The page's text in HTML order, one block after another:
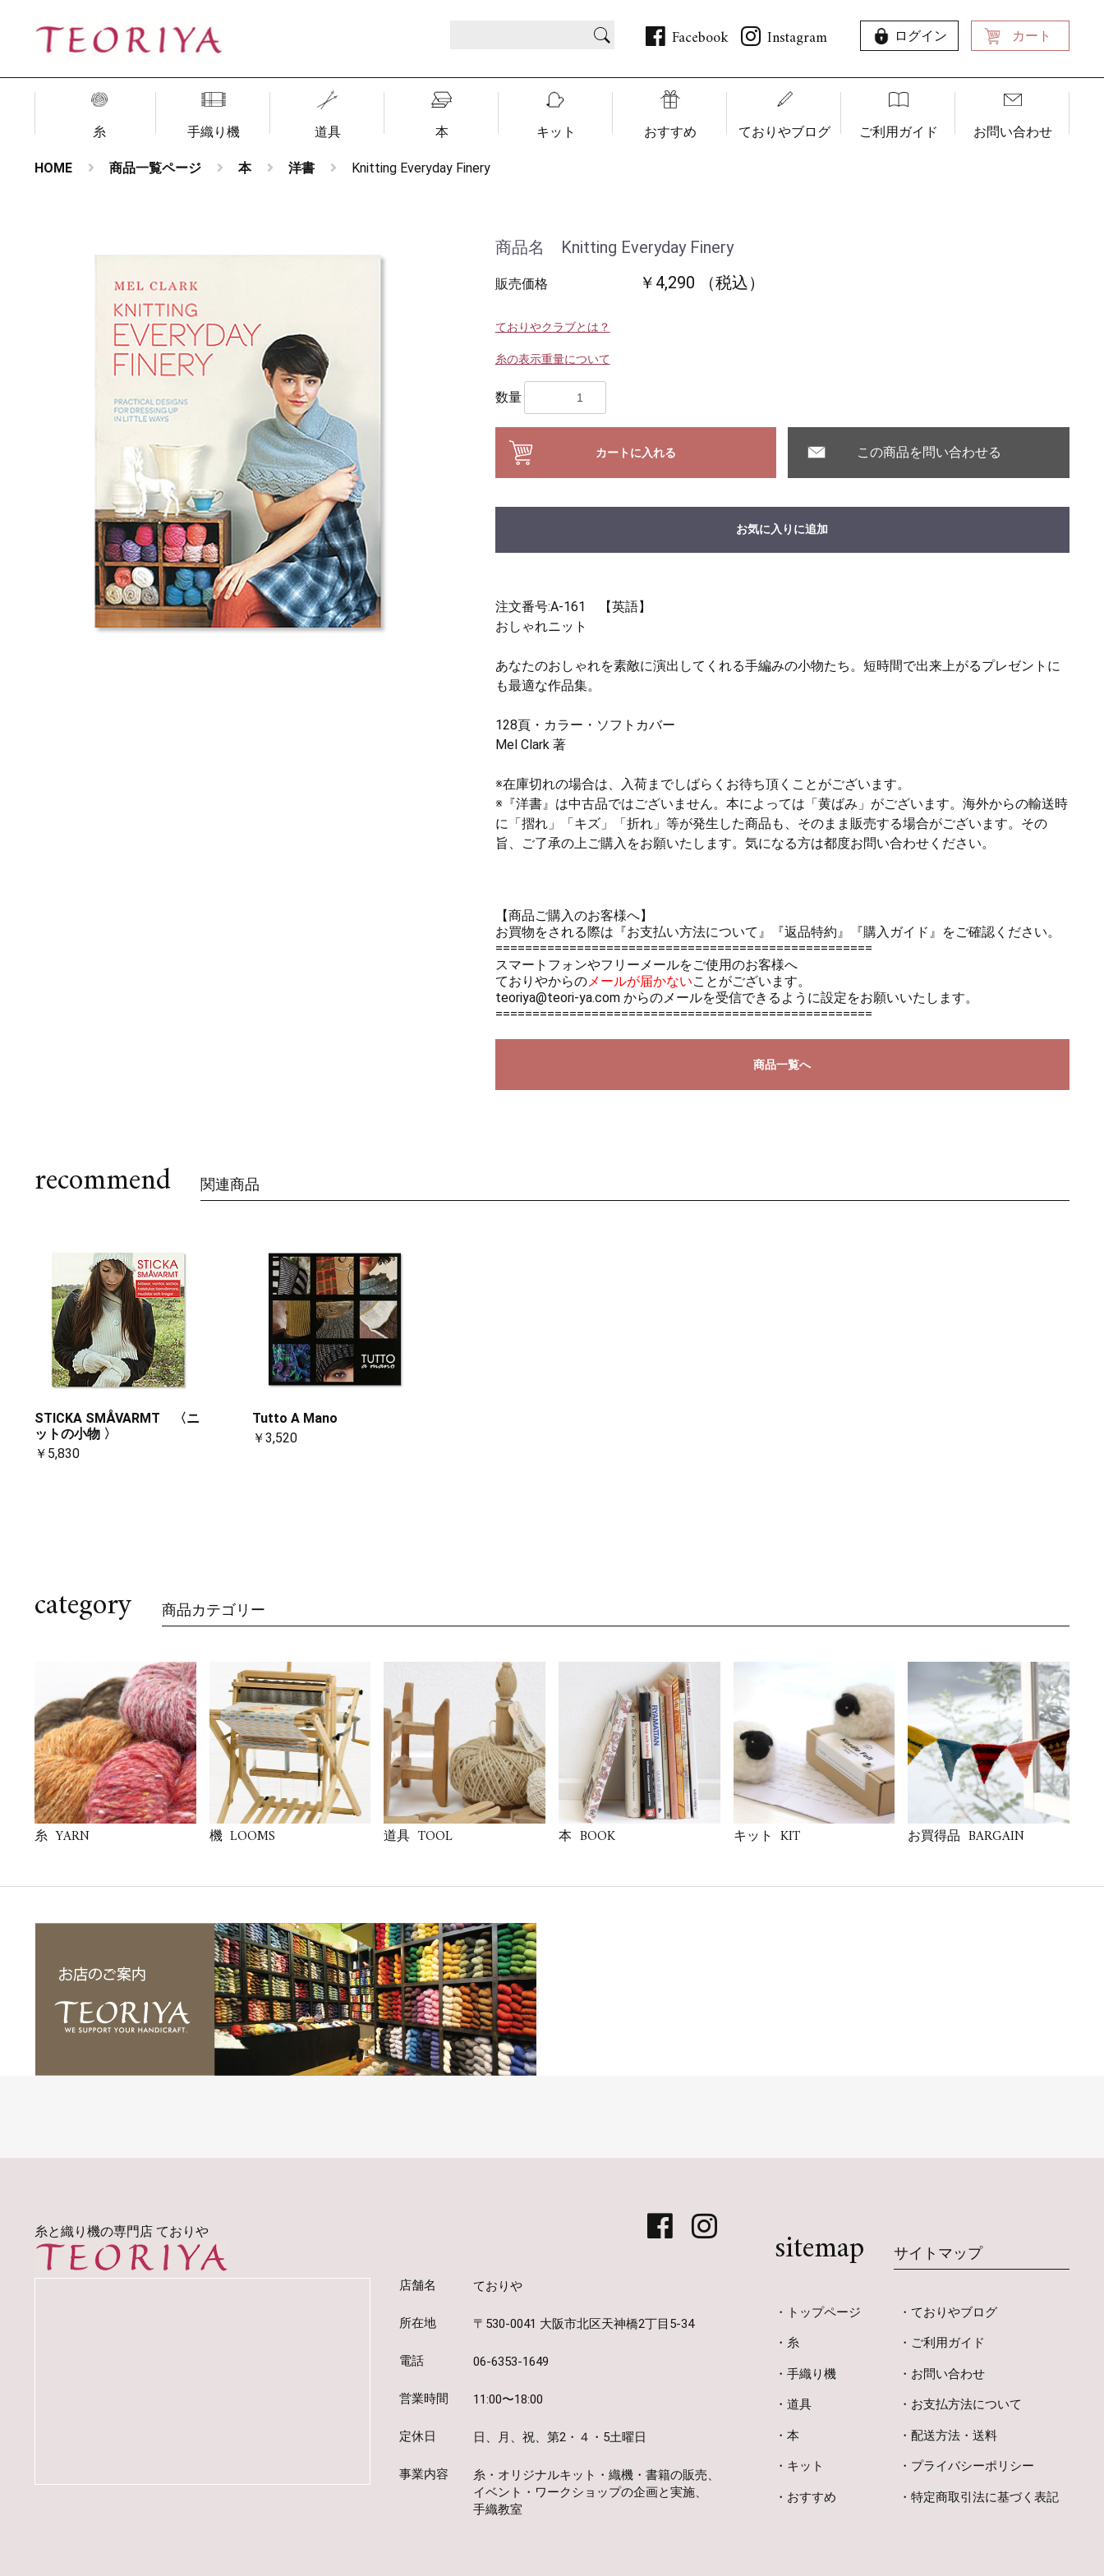
Facebook Instagram ログイン カート
糸 手織り機 道具 本 キット おすすめ ておりやブログ ご利用ガイド お問い合わせ
HOME 商品一覧ページ 本 洋書 Knitting Everyday Finery
商品名 Knitting Everyday Finery
販売価格 ￥4,290 （税込）
ておりやクラブとは？
糸の表示重量について
数量
カートに入れる この商品を問い合わせる
お気に入りに追加
注文番号:A-161 【英語】
おしゃれニット
あなたのおしゃれを素敵に演出してくれる手編みの小物たち。短時間で出来上がるプレゼントに
も最適な作品集。
128頁・カラー・ソフトカバー
Mel Clark 著
※在庫切れの場合は、入荷までしばらくお待ち頂くことがございます。
※『洋書』は中古品ではございません。本によっては「黄ばみ」がございます。海外からの輸送時
に「摺れ」「キズ」「折れ」等が発生した商品も、そのまま販売する場合がございます。その
旨、ご了承の上ご購入をお願いたします。気になる方は都度お問い合わせください。
【商品ご購入のお客様へ】
お買物をされる際は 『お支払い方法について』 『返品特約』 『購入ガイド』 をご確認ください。
===================================================
スマートフォンやフリーメールをご使用のお客様へ
ておりやからのメールが届かないことがございます。
teoriya@teori-ya.com からのメールを受信できるように設定をお願いいたします。
===================================================
商品一覧へ
recommend 関連商品
STICKA SMÅVARMT 〈ニ
ットの小物 〉
￥5,830
Tutto A Mano
￥3,520
category 商品カテゴリー
糸 YARN 機 LOOMS 道具 TOOL 本 BOOK キット KIT お買得品 BARGAIN
糸と織り機の専門店 ておりや
店舗名 ておりや
所在地 〒530-0041 大阪市北区天神橋2丁目5-34
電話 06-6353-1649
営業時間 11:00〜18:00
定休日 日、月、祝、第2・４・5土曜日
事業内容
糸・オリジナルキット・織機・書籍の販売、
イベント・ワークショップの企画と実施、
手織教室
sitemap サイトマップ
トップページ
糸
手織り機
道具
本
キット
おすすめ
ておりやブログ
ご利用ガイド
お問い合わせ
お支払方法について
配送方法・送料
プライバシーポリシー
特定商取引法に基づく表記